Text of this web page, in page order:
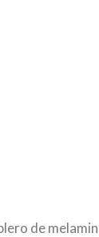
de